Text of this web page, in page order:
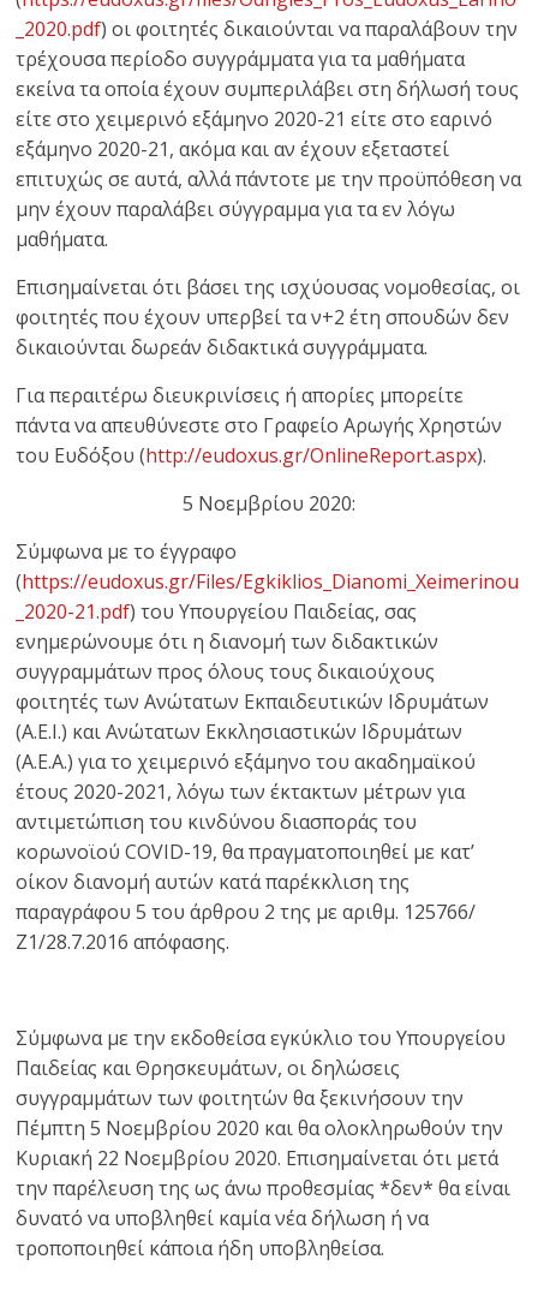
_2020.pdf) οι φοιτητές δικαιούνται να παραλάβουν την
τρέχουσα περίοδο συγγράμματα για τα μαθήματα
εκείνα τα οποία έχουν συμπεριλάβει στη δήλωσή τους
είτε στο χειμερινό εξάμηνο 2020-21 είτε στο εαρινό
εξάμηνο 2020-21, ακόμα και αν έχουν εξεταστεί
επιτυχώς σε αυτά, αλλά πάντοτε με την προϋπόθεση να
μην έχουν παραλάβει σύγγραμμα για τα εν λόγω
μαθήματα.
Επισημαίνεται ότι βάσει της ισχύουσας νομοθεσίας, οι
φοιτητές που έχουν υπερβεί τα ν+2 έτη σπουδών δεν
δικαιούνται δωρεάν διδακτικά συγγράμματα.
Για περαιτέρω διευκρινίσεις ή απορίες μπορείτε
πάντα να απευθύνεστε στο Γραφείο Αρωγής Χρηστών
του Ευδόξου (http://eudoxus.gr/OnlineReport.aspx).
5 Νοεμβρίου 2020:
Σύμφωνα με το έγγραφο
(https://eudoxus.gr/Files/Egkiklios_Dianomi_Xeimerinou
_2020-21.pdf) του Υπουργείου Παιδείας, σας
ενημερώνουμε ότι η διανομή των διδακτικών
συγγραμμάτων προς όλους τους δικαιούχους
φοιτητές των Ανώτατων Εκπαιδευτικών Ιδρυμάτων
(Α.Ε.Ι.) και Ανώτατων Εκκλησιαστικών Ιδρυμάτων
(Α.Ε.Α.) για το χειμερινό εξάμηνο του ακαδημαϊκού
έτους 2020-2021, λόγω των έκτακτων μέτρων για
αντιμετώπιση του κινδύνου διασποράς του
κορωνοϊού COVID-19, θα πραγματοποιηθεί με κατ’
οίκον διανομή αυτών κατά παρέκκλιση της
παραγράφου 5 του άρθρου 2 της με αριθμ. 125766/
Ζ1/28.7.2016 απόφασης.
Σύμφωνα με την εκδοθείσα εγκύκλιο του Υπουργείου
Παιδείας και Θρησκευμάτων, οι δηλώσεις
συγγραμμάτων των φοιτητών θα ξεκινήσουν την
Πέμπτη 5 Νοεμβρίου 2020 και θα ολοκληρωθούν την
Κυριακή 22 Νοεμβρίου 2020. Επισημαίνεται ότι μετά
την παρέλευση της ως άνω προθεσμίας *δεν* θα είναι
δυνατό να υποβληθεί καμία νέα δήλωση ή να
τροποποιηθεί κάποια ήδη υποβληθείσα.